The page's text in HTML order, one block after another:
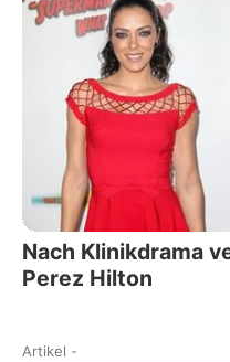
Nach Klinikdrama
Perez Hilton
Artikel -